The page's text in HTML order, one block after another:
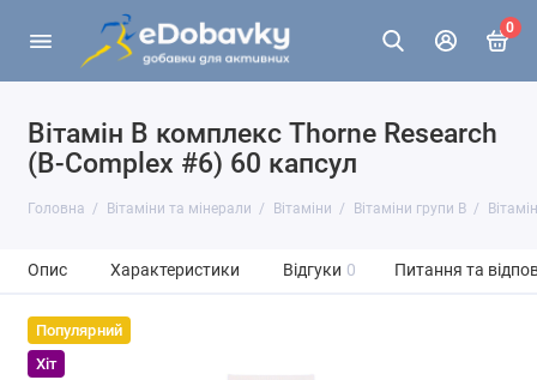
0
Вітамін B комплекс Thorne Research
(B-Complex #6) 60 капсул
Головна Вітаміни та мінерали Вітаміни Вітаміни групи В
Опис Характеристики Відгуки 0 Питання та
Популярний
Хіт